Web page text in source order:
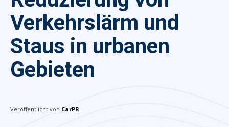
Verkehrslärm und
Staus in urbanen
Gebieten
Veröffentlicht von CarPR